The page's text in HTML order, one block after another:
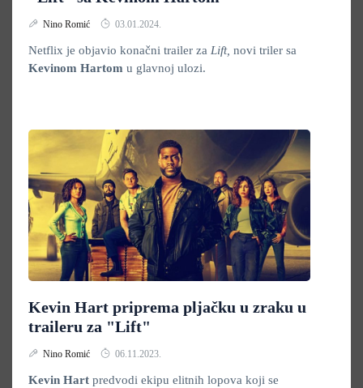
Nino Romić 03.01.2024.
Netflix je objavio konačni trailer za Lift, novi triler sa
Kevinom Hartom u glavnoj ulozi.
Kevin Hart priprema pljačku u zraku u
traileru za "Lift"
Nino Romić 06.11.2023.
Kevin Hart predvodi ekipu elitnih lopova koji se